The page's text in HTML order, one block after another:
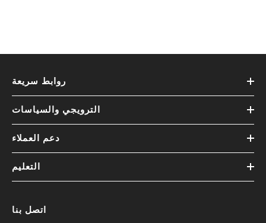
روابط سريعة
الترويجي والسياسات
دعم العملاء
التعليم
اتصل بنا